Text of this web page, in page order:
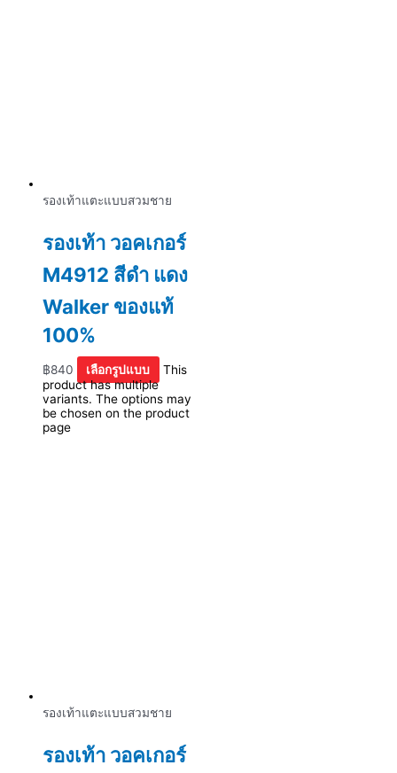
รองเท้าแตะแบบสวมชาย
รองเท้า วอคเกอร์
M4912 สีดำ แดง
Walker ของแท้
100%
฿840 เลือกรูปแบบ
This
product has multiple
variants. The options may
be chosen on the product
page
รองเท้าแตะแบบสวมชาย
รองเท้า วอคเกอร์